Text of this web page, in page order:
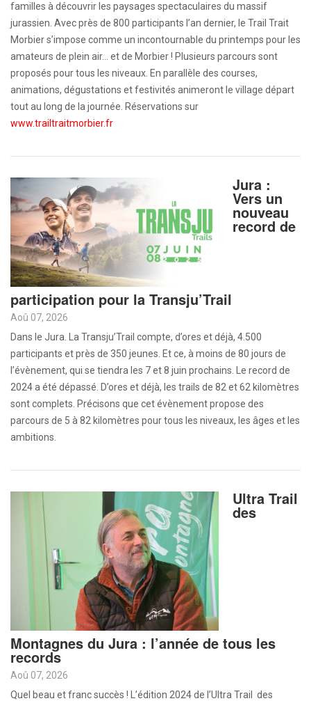
familles à découvrir les paysages spectaculaires du massif
jurassien. Avec près de 800 participants l’an dernier, le Trail Trait
Morbier s’impose comme un incontournable du printemps pour les
amateurs de plein air… et de Morbier ! Plusieurs parcours sont
proposés pour tous les niveaux. En parallèle des courses,
animations, dégustations et festivités animeront le village départ
tout au long de la journée. Réservations sur
www.trailtraitmorbier.fr
Jura :
Vers un
nouveau
record de
participation pour la Transju’Trail
Aoû 07, 2026
Dans le Jura. La Transju’Trail compte, d’ores et déjà, 4.500
participants et près de 350 jeunes. Et ce, à moins de 80 jours de
l’évènement, qui se tiendra les 7 et 8 juin prochains. Le record de
2024 a été dépassé. D’ores et déjà, les trails de 82 et 62 kilomètres
sont complets. Précisons que cet évènement propose des
parcours de 5 à 82 kilomètres pour tous les niveaux, les âges et les
ambitions.
Ultra Trail
des
Montagnes du Jura : l’année de tous les
records
Aoû 07, 2026
Quel beau et franc succès ! L’édition 2024 de l’Ultra Trail des